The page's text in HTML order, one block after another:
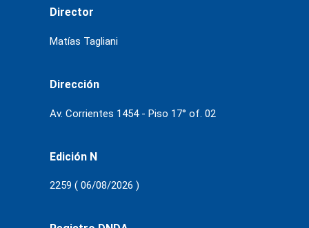
Director
Matías Tagliani
Dirección
Av. Corrientes 1454 - Piso 17° of. 02
Edición N
2259 ( 06/08/2026 )